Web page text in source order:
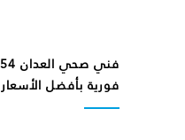
فورية بأفضل الأسعار